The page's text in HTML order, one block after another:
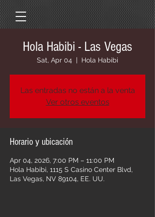
Hola Habibi - Las Vegas
Sat, Apr 04
  |
Hola Habibi
Las entradas no están a la venta
Ver otros eventos
Horario y ubicación
Apr 04, 2026, 7:00 PM – 11:00 PM
Hola Habibi, 1115 S Casino Center Blvd,
Las Vegas, NV 89104, EE. UU.